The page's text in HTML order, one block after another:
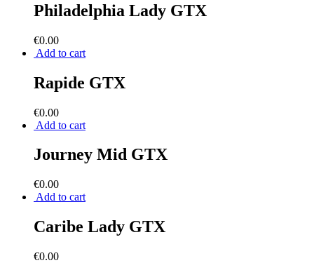
Philadelphia Lady GTX
€0.00
Add to cart
Rapide GTX
€0.00
Add to cart
Journey Mid GTX
€0.00
Add to cart
Caribe Lady GTX
€0.00